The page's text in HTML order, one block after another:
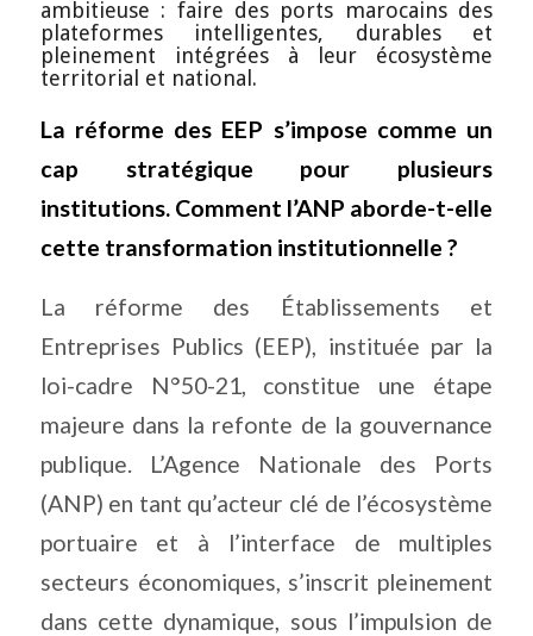
ambitieuse : faire des ports marocains des
plateformes intelligentes, durables et
pleinement intégrées à leur écosystème
territorial et national.
La réforme des EEP s’impose comme un
cap stratégique pour plusieurs
institutions. Comment l’ANP aborde-t-elle
cette transformation institutionnelle ?
La réforme des Établissements et
Entreprises Publics (EEP), instituée par la
loi-cadre N°50-21, constitue une étape
majeure dans la refonte de la gouvernance
publique. L’Agence Nationale des Ports
(ANP) en tant qu’acteur clé de l’écosystème
portuaire et à l’interface de multiples
secteurs économiques, s’inscrit pleinement
dans cette dynamique, sous l’impulsion de